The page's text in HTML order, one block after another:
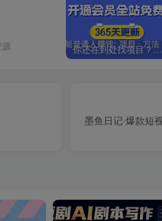
你还在到处找项目？还在当韭菜？我靠卖项目一个月收入5万+，曾经我也是个失败者。
墨鱼日记·爆款短